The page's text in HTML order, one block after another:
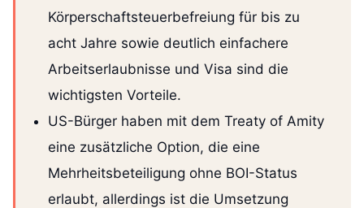
Körperschaftsteuerbefreiung für bis zu
acht Jahre sowie deutlich einfachere
Arbeitserlaubnisse und Visa sind die
wichtigsten Vorteile.
US-Bürger haben mit dem Treaty of Amity
eine zusätzliche Option, die eine
Mehrheitsbeteiligung ohne BOI-Status
erlaubt, allerdings ist die Umsetzung